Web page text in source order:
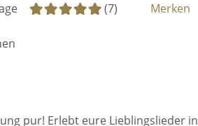
(7)
Merken
pur! Erlebt eure Lieblingslieder in